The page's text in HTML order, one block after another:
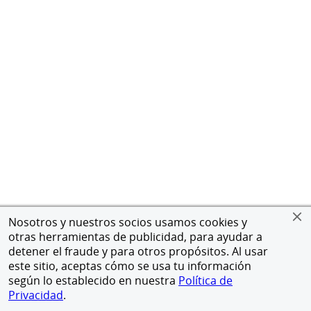
Nosotros y nuestros socios usamos cookies y
otras herramientas de publicidad, para ayudar a
detener el fraude y para otros propósitos. Al usar
este sitio, aceptas cómo se usa tu información
según lo establecido en nuestra Política de
Privacidad.